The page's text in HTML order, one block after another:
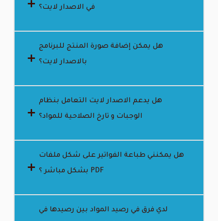
في الاصدار لايت؟
هل يمكن إضافة صورة المنتج للبرنامج
بالاصدار لايت؟
هل يدعم الاصدار لايت التعامل بنظام
الوجبات و تارخ الصلاحية للمواد؟
هل يمكنني طباعة الفواتير على شكل ملفات
PDF بشكل مباشر ؟
لدي فرق في رصيد المواد بين رصيدها في